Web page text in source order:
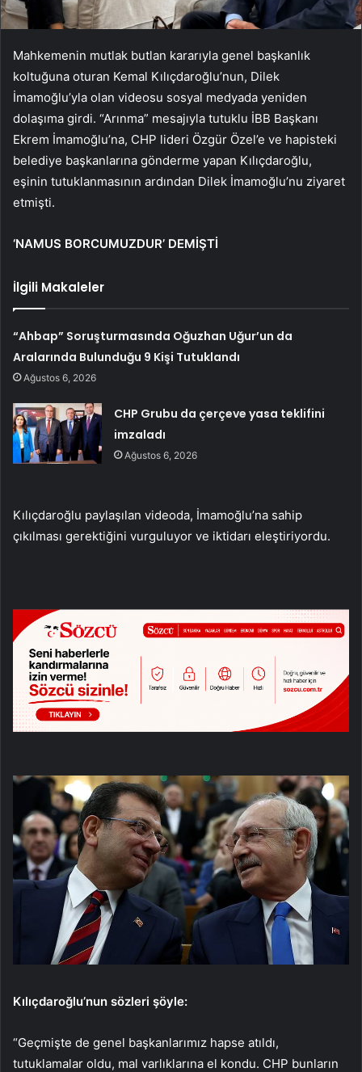
Mahkemenin mutlak butlan kararıyla genel başkanlık
koltuğuna oturan Kemal Kılıçdaroğlu’nun, Dilek
İmamoğlu’yla olan videosu sosyal medyada yeniden
dolaşıma girdi. “Arınma” mesajıyla tutuklu İBB Başkanı
Ekrem İmamoğlu’na, CHP lideri Özgür Özel’e ve hapisteki
belediye başkanlarına gönderme yapan Kılıçdaroğlu,
eşinin tutuklanmasının ardından Dilek İmamoğlu’nu ziyaret
etmişti.
‘NAMUS BORCUMUZDUR’ DEMİŞTİ
İlgili Makaleler
“Ahbap” Soruşturmasında Oğuzhan Uğur’un da
Aralarında Bulunduğu 9 Kişi Tutuklandı
Ağustos 6, 2026
CHP Grubu da çerçeve yasa teklifini
imzaladı
Ağustos 6, 2026
Kılıçdaroğlu paylaşılan videoda, İmamoğlu’na sahip
çıkılması gerektiğini vurguluyor ve iktidarı eleştiriyordu.
Kılıçdaroğlu’nun sözleri şöyle:
“Geçmişte de genel başkanlarımız hapse atıldı,
tutuklamalar oldu, mal varlıklarına el kondu. CHP bunların